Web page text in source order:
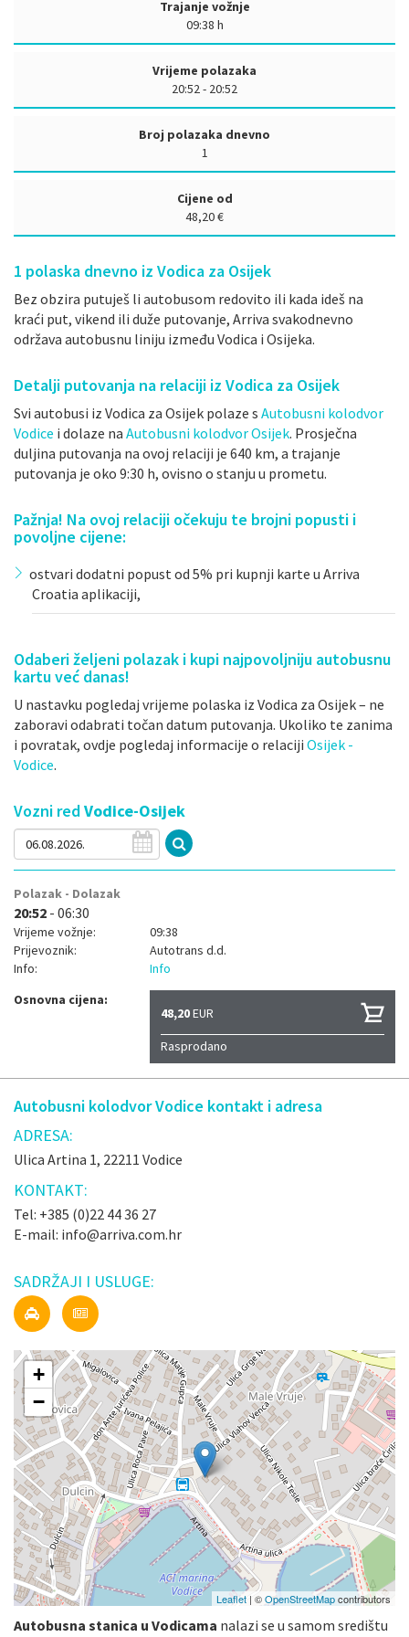
Trajanje vožnje
09:38 h
Vrijeme polazaka
20:52 - 20:52
Broj polazaka dnevno
1
Cijene od
48,20 €
1 polaska dnevno iz Vodica za Osijek
Bez obzira putuješ li autobusom redovito ili kada ideš na
kraći put, vikend ili duže putovanje, Arriva svakodnevno
održava autobusnu liniju između Vodica i Osijeka.
Detalji putovanja na relaciji iz Vodica za Osijek
Svi autobusi iz Vodica za Osijek polaze s Autobusni kolodvor
Vodice i dolaze na Autobusni kolodvor Osijek. Prosječna
duljina putovanja na ovoj relaciji je 640 km, a trajanje
putovanja je oko 9:30 h, ovisno o stanju u prometu.
Pažnja! Na ovoj relaciji očekuju te brojni popusti i
povoljne cijene:
ostvari dodatni popust od 5% pri kupnji karte u Arriva
Croatia aplikaciji,
Odaberi željeni polazak i kupi najpovoljniju autobusnu
kartu već danas!
U nastavku pogledaj vrijeme polaska iz Vodica za Osijek – ne
zaboravi odabrati točan datum putovanja. Ukoliko te zanima
i povratak, ovdje pogledaj informacije o relaciji Osijek -
Vodice.
Vozni redVodice-Osijek
Polazak - Dolazak
20:52 - 06:30
Vrijeme vožnje:
09:38
Prijevoznik:
Autotrans d.d.
Info:
Info
Osnovna cijena:
48,20EUR
Rasprodano
Autobusni kolodvor Vodice kontakt i adresa
ADRESA:
Ulica Artina 1, 22211 Vodice
KONTAKT:
Tel: +385 (0)22 44 36 27
E-mail: info@arriva.com.hr
SADRŽAJI I USLUGE:
+
−
Leaflet | ©OpenStreetMapcontributors
Autobusna stanica u Vodicama nalazi se u samom središtu